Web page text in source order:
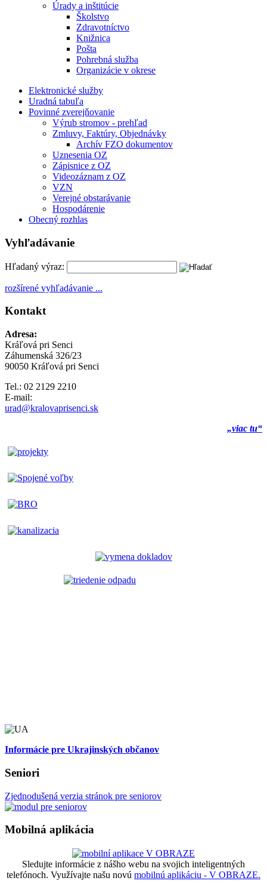
Úrady a inštitúcie
Školstvo
Zdravotníctvo
Knižnica
Pošta
Pohrebná služba
Organizácie v okrese
Elektronické služby
Uradná tabuľa
Povinné zverejňovanie
Výrub stromov - prehľad
Zmluvy, Faktúry, Objednávky
Archív FZO dokumentov
Uznesenia OZ
Zápisnice z OZ
Videozáznam z OZ
VZN
Verejné obstarávanie
Hospodárenie
Obecný rozhlas
Vyhľadávanie
Hľadaný výraz:
rozšírené vyhľadávanie ...
Kontakt
Adresa:
Kráľová pri Senci
Záhumenská 326/23
90050 Kráľová pri Senci
Tel.: 02 2129 2210
E-mail:
urad@kralovaprisenci.sk
„viac tu“
Informácie pre Ukrajinských občanov
Seniori
Zjednodušená verzia stránok pre seniorov
Mobilná aplikácia
Sledujte informácie z nášho webu na svojich inteligentných
telefónoch. Využívajte našu novú mobilnú aplikáciu - V OBRAZE.